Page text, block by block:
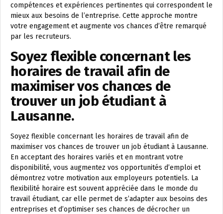
compétences et expériences pertinentes qui correspondent le
mieux aux besoins de l’entreprise. Cette approche montre
votre engagement et augmente vos chances d’être remarqué
par les recruteurs.
Soyez flexible concernant les
horaires de travail afin de
maximiser vos chances de
trouver un job étudiant à
Lausanne.
Soyez flexible concernant les horaires de travail afin de
maximiser vos chances de trouver un job étudiant à Lausanne.
En acceptant des horaires variés et en montrant votre
disponibilité, vous augmentez vos opportunités d’emploi et
démontrez votre motivation aux employeurs potentiels. La
flexibilité horaire est souvent appréciée dans le monde du
travail étudiant, car elle permet de s’adapter aux besoins des
entreprises et d’optimiser ses chances de décrocher un